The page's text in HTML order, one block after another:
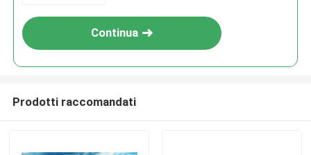
Continua
Prodotti raccomandati